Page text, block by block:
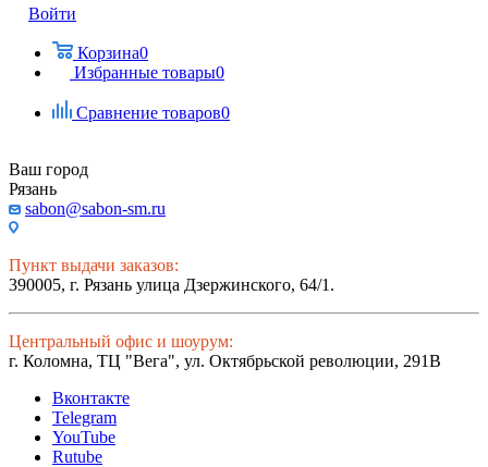
Войти
Корзина0
Избранные товары0
Сравнение товаров0
Ваш город
Рязань
sabon@sabon-sm.ru
Пункт выдачи заказов:
390005, г. Рязань улица Дзержинского, 64/1.
Центральный офис и шоурум:
г. Коломна, ТЦ "Вега", ул. Октябрьской революции, 291В
Вконтакте
Telegram
YouTube
Rutube